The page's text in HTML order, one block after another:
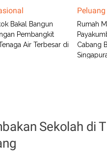
Bakal Bangun
Pembangkit
Air Terbesar di
Rumah
Cabang
Sekolah di